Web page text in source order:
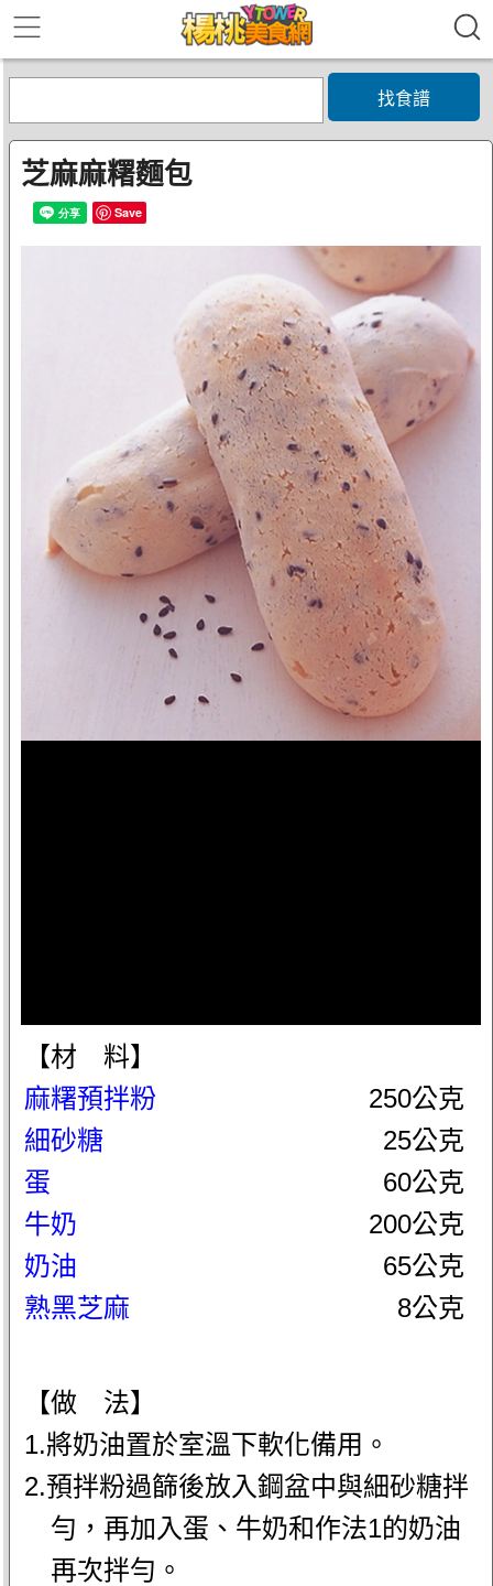
找食譜
芝麻麻糬麵包
Save
【材 料】
麻糬預拌粉
250公克
細砂糖
25公克
蛋
60公克
牛奶
200公克
奶油
65公克
熟黑芝麻
8公克
【做 法】
1.將奶油置於室溫下軟化備用。
2.預拌粉過篩後放入鋼盆中與細砂糖拌
勻，再加入蛋、牛奶和作法1的奶油
再次拌勻。